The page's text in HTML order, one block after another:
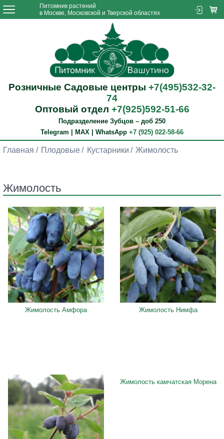
Питомник растений
в Москве, Московской и Тверской областях
Розничные Садовые центры +7(495)532-32-
74
Оптовый отдел +7(925)592-51-66
Подразделение Зубцов – доб 250
Telegram | MAX | WhatsApp +7 (925) 022-58-66
Главная Плодовые Кустарники Жимолость
Жимолость
Жимолость Амфора Жимолость Нимфа
Жимолость камчатская Морена